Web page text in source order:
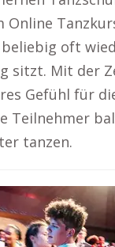
Online
oft
sitzt. Mit der
Gefühl für
Teilnehmer
tanzen.